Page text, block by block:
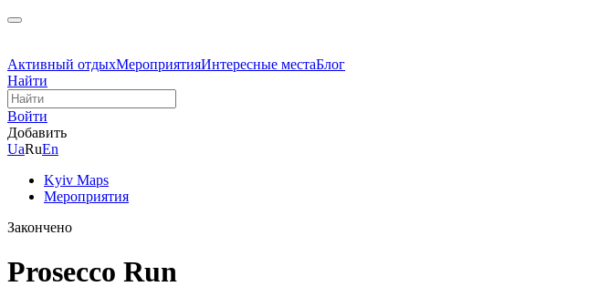
Активный отдыхМероприятияИнтересные местаБлог
Найти
Войти
Добавить
UaRuEn
Kyiv Maps
Мероприятия
Закончено
Prosecco Run